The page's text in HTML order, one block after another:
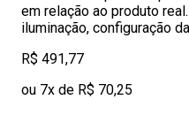
em relação ao produto
iluminação, configuração
R$ 491,77
ou 7x de R$ 70,25